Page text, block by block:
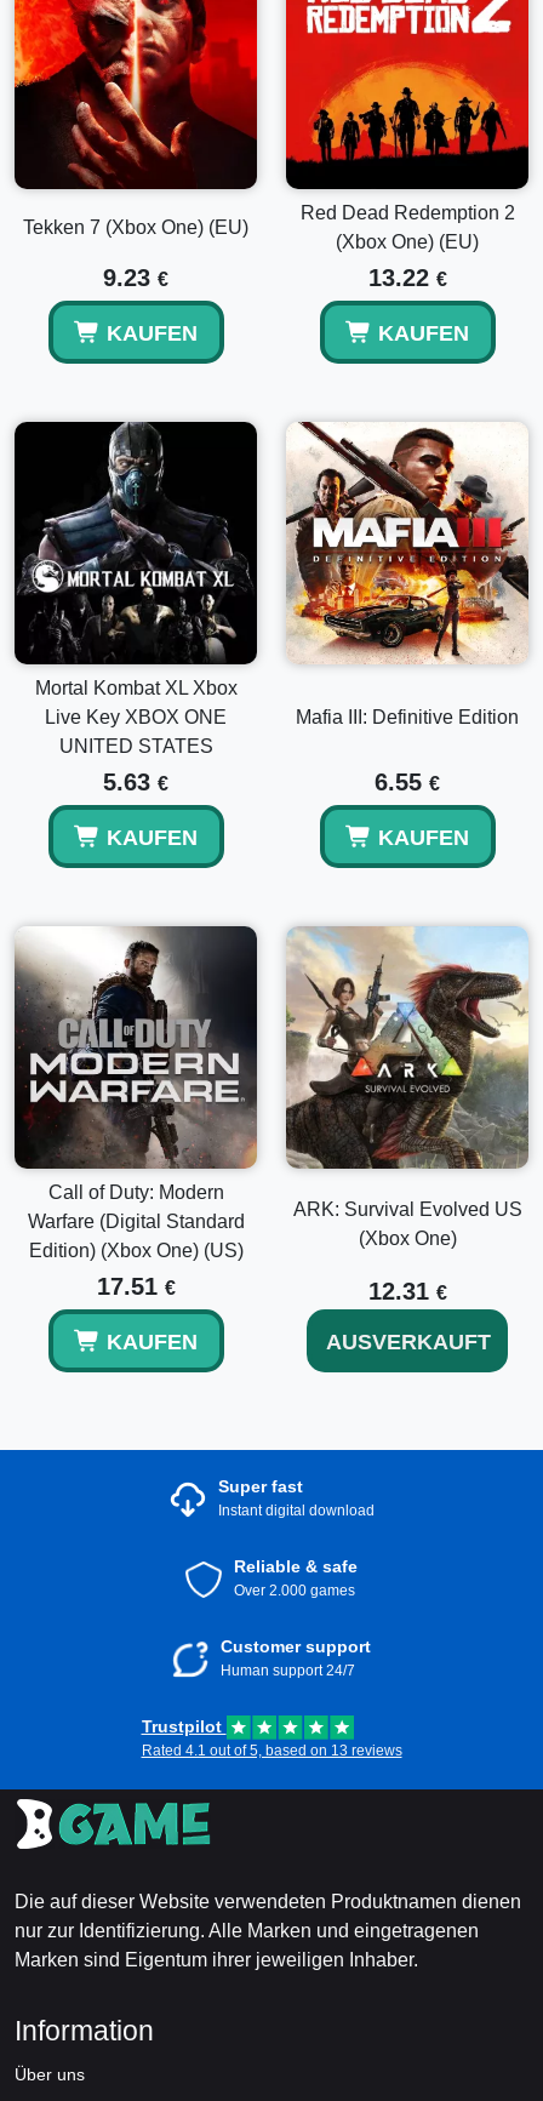
Tekken 7 (Xbox One) (EU)
9.23 €
KAUFEN
Red Dead Redemption 2
(Xbox One) (EU)
13.22 €
KAUFEN
Mortal Kombat XL Xbox
Live Key XBOX ONE
UNITED STATES
5.63 €
KAUFEN
Mafia III: Definitive Edition
6.55 €
KAUFEN
Call of Duty: Modern
Warfare (Digital Standard
Edition) (Xbox One) (US)
17.51 €
KAUFEN
ARK: Survival Evolved US
(Xbox One)
12.31 €
AUSVERKAUFT
Super fast
Instant digital download
Reliable & safe
Over 2.000 games
Customer support
Human support 24/7
Trustpilot
Rated 4.1 out of 5, based on 13 reviews
Die auf dieser Website verwendeten Produktnamen dienen
nur zur Identifizierung. Alle Marken und eingetragenen
Marken sind Eigentum ihrer jeweiligen Inhaber.
Information
Über uns